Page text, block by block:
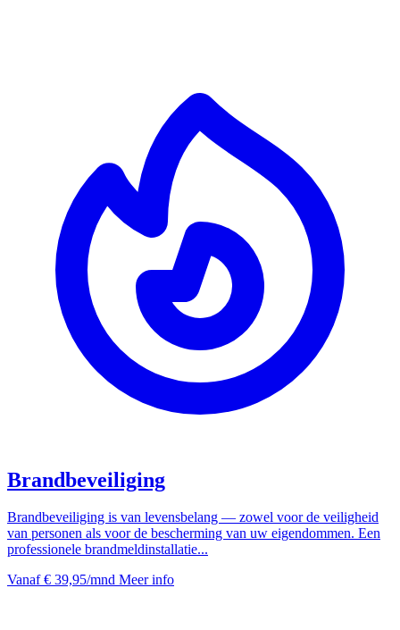
Brandbeveiliging
Brandbeveiliging is van levensbelang — zowel voor de veiligheid
van personen als voor de bescherming van uw eigendommen. Een
professionele brandmeldinstallatie...
Vanaf€ 39,95/mnd Meer info